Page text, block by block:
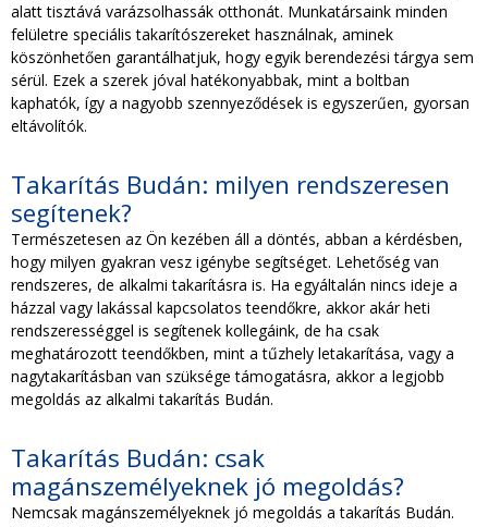
alatt tisztává varázsolhassák otthonát. Munkatársaink minden
felületre speciális takarítószereket használnak, aminek
köszönhetően garantálhatjuk, hogy egyik berendezési tárgya sem
sérül. Ezek a szerek jóval hatékonyabbak, mint a boltban
kaphatók, így a nagyobb szennyeződések is egyszerűen, gyorsan
eltávolítók.
Takarítás Budán: milyen rendszeresen
segítenek?
Természetesen az Ön kezében áll a döntés, abban a kérdésben,
hogy milyen gyakran vesz igénybe segítséget. Lehetőség van
rendszeres, de alkalmi takarításra is. Ha egyáltalán nincs ideje a
házzal vagy lakással kapcsolatos teendőkre, akkor akár heti
rendszerességgel is segítenek kollegáink, de ha csak
meghatározott teendőkben, mint a tűzhely letakarítása, vagy a
nagytakarításban van szüksége támogatásra, akkor a legjobb
megoldás az alkalmi takarítás Budán.
Takarítás Budán: csak
magánszemélyeknek jó megoldás?
Nemcsak magánszemélyeknek jó megoldás a takarítás Budán.